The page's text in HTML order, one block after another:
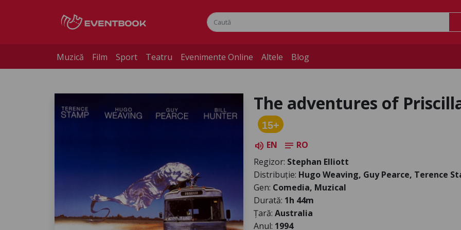
Muzică Film Sport Teatru Evenimente Online Altele Blog
The adventures of
15+
volume_up EN notes RO
Regizor: Stephan Elliott
Distribuție: Hugo Weaving, Guy Pearce, Terence
Gen: Comedia, Muzical
Durată: 1h 44m
Țară: Australia
Anul: 1994